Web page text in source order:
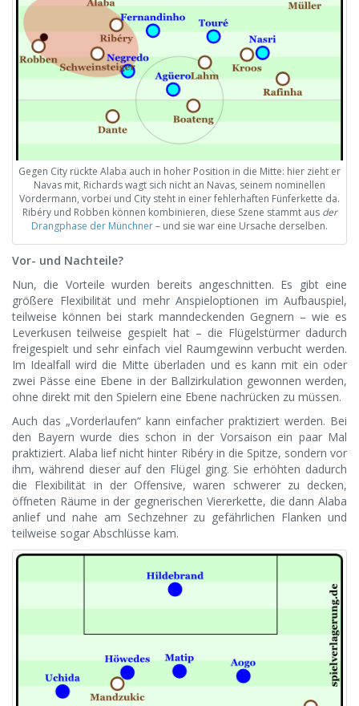
Gegen City rückte Alaba auch in hoher Position in die Mitte: hier zieht er
Navas mit, Richards wagt sich nicht an Navas, seinem nominellen
Vordermann, vorbei und City steht in einer fehlerhaften Fünferkette da.
Ribéry und Robben können kombinieren, diese Szene stammt aus der
Drangphase der Münchner– und sie war eine Ursache derselben.
Vor- und Nachteile?
Nun, die Vorteile wurden bereits angeschnitten. Es gibt eine
größere Flexibilität und mehr Anspieloptionen im Aufbauspiel,
teilweise können bei stark manndeckenden Gegnern – wie es
Leverkusen teilweise gespielt hat – die Flügelstürmer dadurch
freigespielt und sehr einfach viel Raumgewinn verbucht werden.
Im Idealfall wird die Mitte überladen und es kann mit ein oder
zwei Pässe eine Ebene in der Ballzirkulation gewonnen werden,
ohne direkt mit den Spielern eine Ebene nachrücken zu müssen.
Auch das „Vorderlaufen“ kann einfacher praktiziert werden. Bei
den Bayern wurde dies schon in der Vorsaison ein paar Mal
praktiziert. Alaba lief nicht hinter Ribéry in die Spitze, sondern vor
ihm, während dieser auf den Flügel ging. Sie erhöhten dadurch
die Flexibilität in der Offensive, waren schwerer zu decken,
öffneten Räume in der gegnerischen Viererkette, die dann Alaba
anlief und nahe am Sechzehner zu gefährlichen Flanken und
teilweise sogar Abschlüsse kam.